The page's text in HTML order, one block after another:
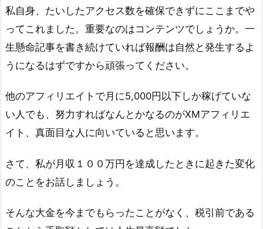
私自身、たいしたアクセス数を確保できずにここまでや
ってこれました。重要なのはコンテンツでしょうか。一
生懸命記事を書き続けていれば報酬は自然と発生するよ
うになるはずですから頑張ってください。
他のアフィリエイトで月に5,000円以下しか稼げていな
い人でも、努力すればなんとかなるのがXMアフィリエ
イト、真面目な人に向いていると思います。
さて、私が月収１００万円を達成したときに起きた変化
のことをお話しましょう。
そんな大金を今までもらったことがなく、税引前である